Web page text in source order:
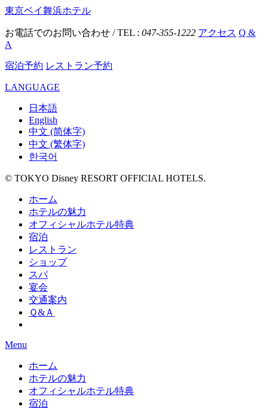
東京ベイ舞浜ホテル
お電話でのお問い合わせ / TEL : 047-355-1222 アクセス Q &
A
宿泊予約 レストラン予約
LANGUAGE
日本語
English
中文 (简体字)
中文 (繁体字)
한국어
© TOKYO Disney RESORT OFFICIAL HOTELS.
ホーム
ホテルの魅力
オフィシャルホテル特典
宿泊
レストラン
ショップ
スパ
宴会
交通案内
Ｑ&Ａ
Menu
ホーム
ホテルの魅力
オフィシャルホテル特典
宿泊